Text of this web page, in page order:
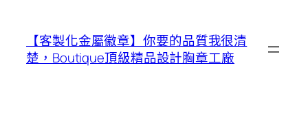
【客製化金屬徽章】你要的品質我很清
楚，Boutique頂級精品設計胸章工廠